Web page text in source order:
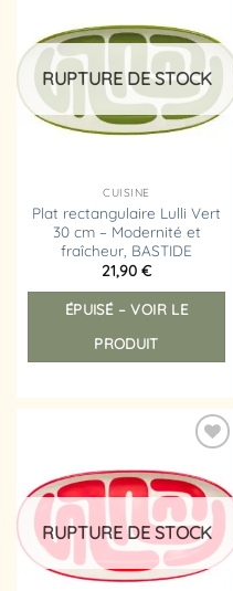
liste
d’envies
RUPTURE DE STOCK
CUISINE
Plat rectangulaire Lulli Vert
30 cm – Modernité et
fraîcheur, BASTIDE
21,90 €
ÉPUISÉ – VOIR LE
PRODUIT
à la
liste
d’envies
RUPTURE DE STOCK